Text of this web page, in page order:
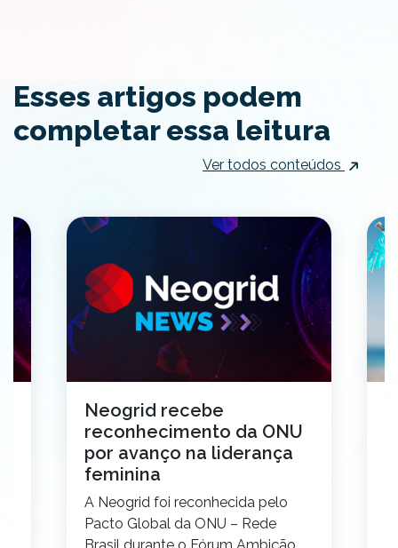
Esses artigos podem
completar essa leitura
Ver todos conteúdos
Neogrid recebe
reconhecimento da ONU
por avanço na liderança
feminina
A Neogrid foi reconhecida pelo
Pacto Global da ONU – Rede